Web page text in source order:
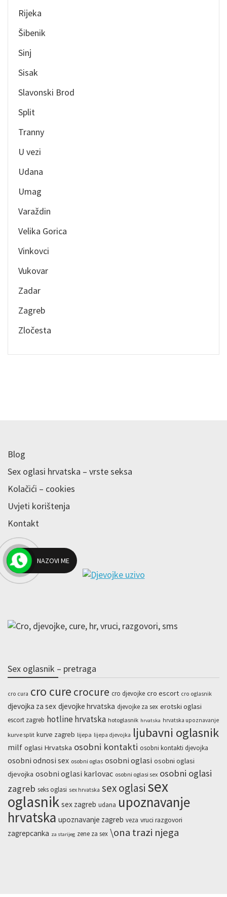
Rijeka
Šibenik
Sinj
Sisak
Slavonski Brod
Split
Tranny
U vezi
Udana
Umag
Varaždin
Velika Gorica
Vinkovci
Vukovar
Zadar
Zagreb
Zločesta
Blog
Sex oglasi hrvatska – vrste seksa
Kolačići – cookies
Uvjeti korištenja
Kontakt
Sex oglasnik – pretraga
cro cura cro cure crocure cro djevojke cro escort cro oglasnik
djevojka za sex djevojke hrvatska djevojke za sex erotski oglasi
escort zagreb hotline hrvatska hotoglasnik hrvatska hrvatska upoznavanje
kurve split kurve zagreb lijepa lijepa djevojka ljubavni oglasnik
milf oglasi Hrvatska osobni kontakti osobni kontakti djevojka
osobni odnosi sex osobni oglas osobni oglasi osobni oglasi
djevojka osobni oglasi karlovac osobni oglasi sex osobni oglasi
zagreb seks oglasi sex hrvatska sex oglasi sex
oglasnik sex zagreb udana upoznavanje
hrvatska upoznavanje zagreb veza vruci razgovori
zagrepcanka za starijeg zene za sex \ona trazi njega
NAZOVI ME